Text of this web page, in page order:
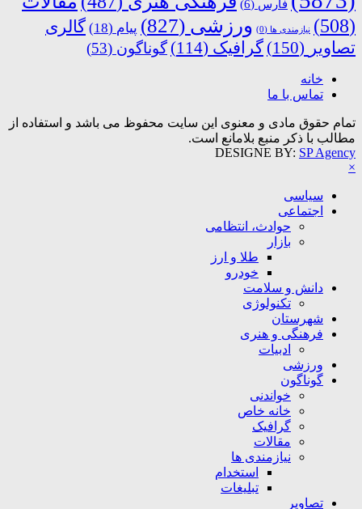
فارس (6)
(508)
نیازمندی ها (0) ورزشی (827) پیام (18)
گالری
تصاویر (150) گرافیک (114) گوناگون (53)
خانه
تماس با ما
تمام حقوق مادی و معنوی این سایت محفوظ می باشد و استفاده از
مطالب با ذکر منبع بلامانع است.
DESIGNE BY: SP Agency
×
سیاسی
اجتماعی
حوادث، انتظامی
بازار
طلا و ارز
خودرو
دانش و سلامت
تکنولوژی
شهرستان
فرهنگی و هنری
ادبیات
ورزشی
گوناگون
خواندنی
خانه خاص
گرافیک
مقالات
نیازمندی ها
استخدام
تبلیغات
تصاویر